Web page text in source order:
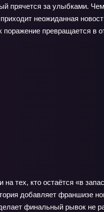
прячется за улыбками.
неожиданная
превращается в
тех, кто остаётся «в
добавляет франшизе
финальный рывок не